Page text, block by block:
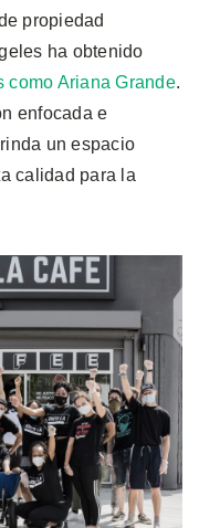
propiedad
ha obtenido
como Ariana Grande.
enfocada e
un espacio
calidad para la